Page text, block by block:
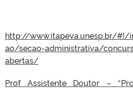
http://www.itapeva.unesp.br/#!/
ao/secao-administrativa/
abertas/
Prof Assistente Doutor –